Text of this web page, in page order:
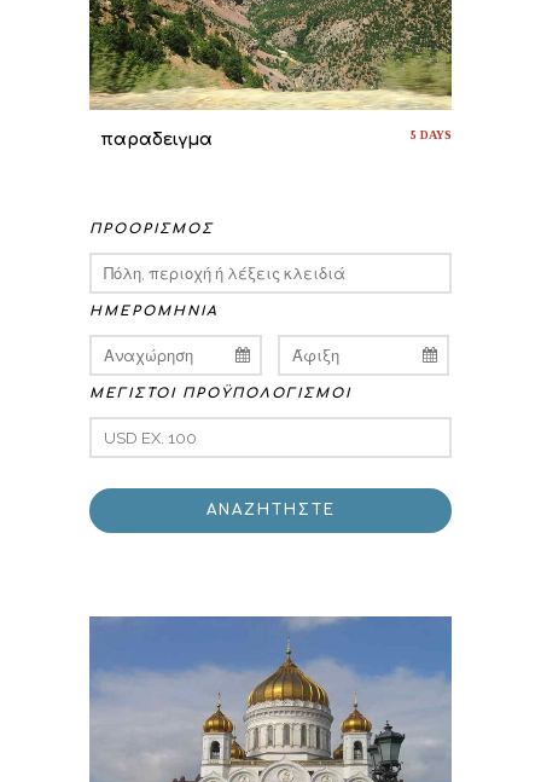
παραδειγμα 5 DAYS
ΠΡΟΟΡΙΣΜΌΣ
ΗΜΕΡΟΜΗΝΊΑ
ΜΈΓΙΣΤΟΙ ΠΡΟΫΠΟΛΟΓΙΣΜΟΊ